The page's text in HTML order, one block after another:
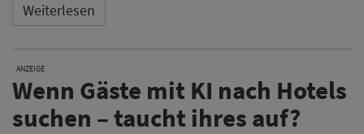
Weiterlesen
ANZEIGE
Wenn Gäste mit KI nach Hotels
suchen – taucht ihres auf?